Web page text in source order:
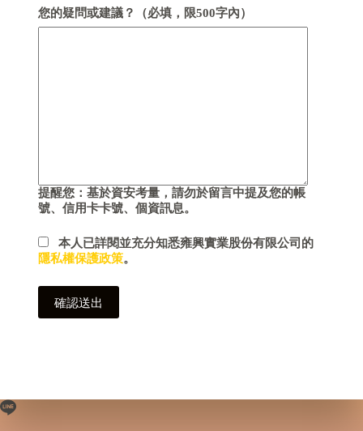
您的疑問或建議？（必填，限500字內）
提醒您：基於資安考量，請勿於留言中提及您的帳
號、信用卡卡號、個資訊息。
本人已詳閱並充分知悉雍興實業股份有限公司的
隱私權保護政策。